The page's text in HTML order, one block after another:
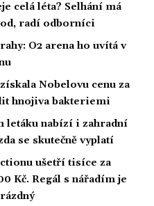
celá léta? Selhání má
radí odborníci
O2 arena ho uvítá v
Nobelovu cenu za
hnojiva bakteriemi
letáku nabízí i zahradní
se skutečně vyplatí
ušetří tisíce za
Kč. Regál s nářadím je